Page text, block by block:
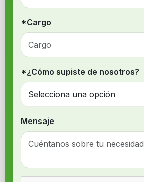
*Cargo
*¿Cómo supiste de nosotros?
Mensaje